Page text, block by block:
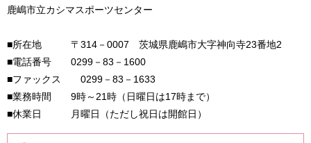
鹿嶋市立カシマスポーツセンター
■所在地 〒314－0007 茨城県鹿嶋市大字神向寺23番地2
■電話番号 0299－83－1600
■ファックス 0299－83－1633
■業務時間 9時～21時（日曜日は17時まで）
■休業日 月曜日（ただし祝日は開館日）